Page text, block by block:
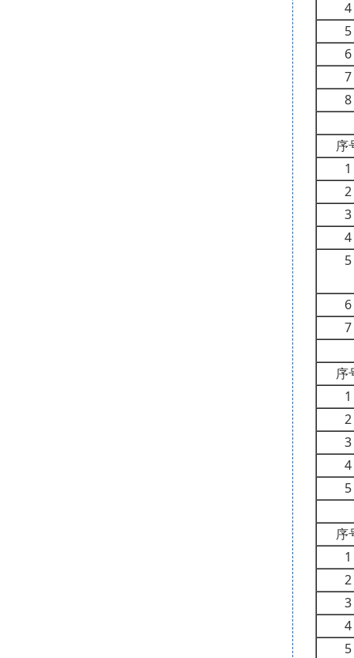
4
5
6
7
8
序
1
2
3
4
5
6
7
序
1
2
3
4
5
序
1
2
3
4
5